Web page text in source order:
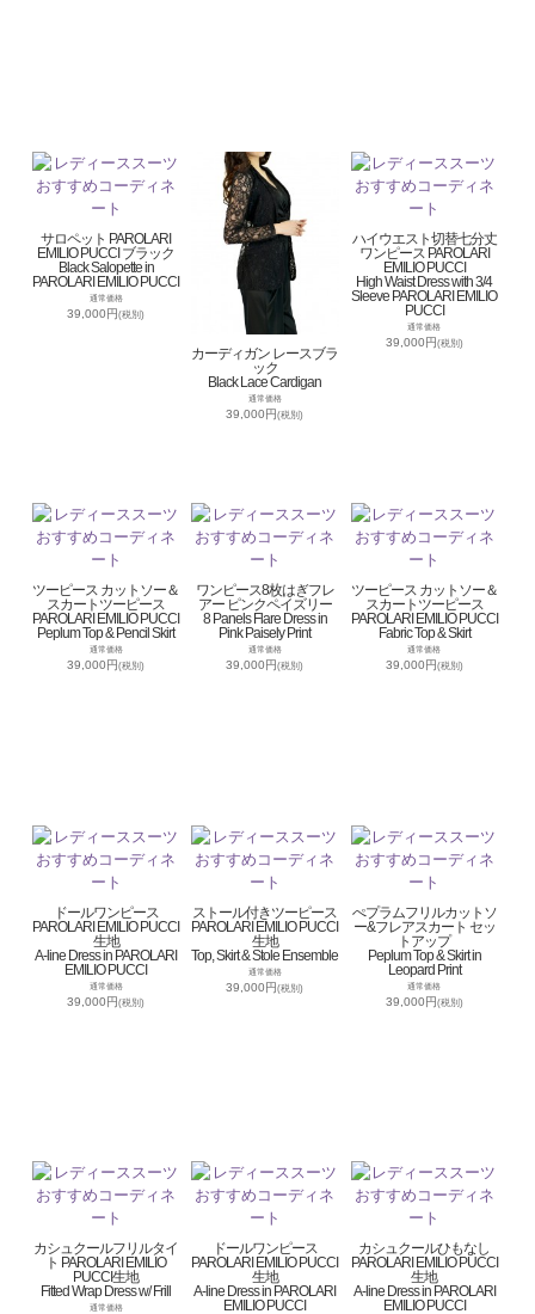
サロペット PAROLARI
EMILIO PUCCI ブラック
Black Salopette in
PAROLARI EMILIO PUCCI
通常価格
39,000円(税別)
カーディガン レースブラ
ック
Black Lace Cardigan
通常価格
39,000円(税別)
ハイウエスト切替七分丈
ワンピース PAROLARI
EMILIO PUCCI
High Waist Dress with 3/4
Sleeve PAROLARI EMILIO
PUCCI
通常価格
39,000円(税別)
ツーピース カットソー＆
スカートツーピース
PAROLARI EMILIO PUCCI
Peplum Top & Pencil Skirt
通常価格
39,000円(税別)
ワンピース8枚はぎフレ
アー ピンクペイズリー
8 Panels Flare Dress in
Pink Paisely Print
通常価格
39,000円(税別)
ツーピース カットソー＆
スカートツーピース
PAROLARI EMILIO PUCCI
Fabric Top & Skirt
通常価格
39,000円(税別)
ドールワンピース
PAROLARI EMILIO PUCCI
生地
A-line Dress in PAROLARI
EMILIO PUCCI
通常価格
39,000円(税別)
ストール付きツーピース
PAROLARI EMILIO PUCCI
生地
Top, Skirt & Stole Ensemble
通常価格
39,000円(税別)
ぺプラムフリルカットソ
ー&フレアスカート セッ
トアップ
Peplum Top & Skirt in
Leopard Print
通常価格
39,000円(税別)
カシュクールフリルタイ
ト PAROLARI EMILIO
PUCCI生地
Fitted Wrap Dress w/ Frill
通常価格
ドールワンピース
PAROLARI EMILIO PUCCI
生地
A-line Dress in PAROLARI
EMILIO PUCCI
カシュクールひもなし
PAROLARI EMILIO PUCCI
生地
A-line Dress in PAROLARI
EMILIO PUCCI